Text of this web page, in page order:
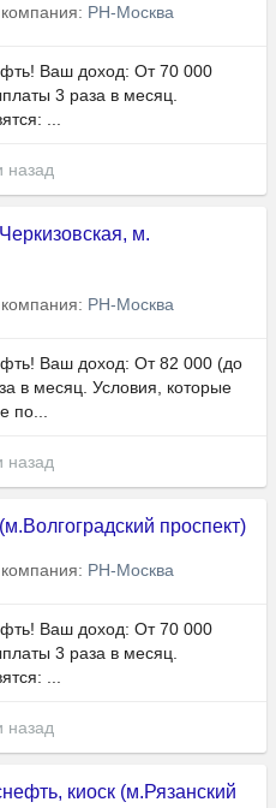
компания: РН-Москва
Ваш доход: От 70 000
3 раза в месяц.
...
назад
м.
компания: РН-Москва
Ваш доход: От 82 000 (до
в месяц. Условия, которые
по...
назад
проспект)
компания: РН-Москва
Ваш доход: От 70 000
3 раза в месяц.
...
назад
киоск (м.Рязанский